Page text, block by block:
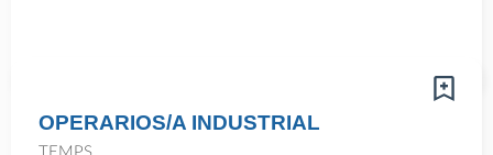
OPERARIOS/A INDUSTRIAL